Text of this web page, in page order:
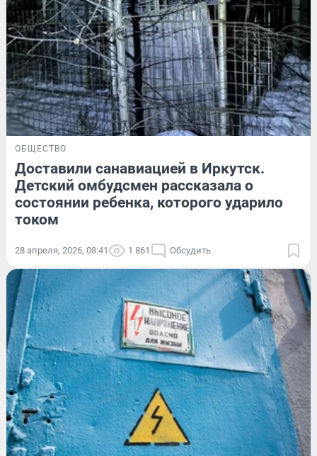
ОБЩЕСТВО
Доставили санавиацией в Иркутск.
Детский омбудсмен рассказала о
состоянии ребенка, которого ударило
током
28 апреля, 2026, 08:41 1 861 Обсудить